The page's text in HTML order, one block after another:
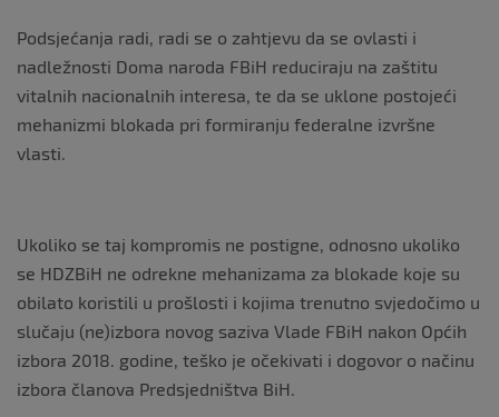
Podsjećanja radi, radi se o zahtjevu da se ovlasti i
nadležnosti Doma naroda FBiH reduciraju na zaštitu
vitalnih nacionalnih interesa, te da se uklone postojeći
mehanizmi blokada pri formiranju federalne izvršne
vlasti.
Ukoliko se taj kompromis ne postigne, odnosno ukoliko
se HDZBiH ne odrekne mehanizama za blokade koje su
obilato koristili u prošlosti i kojima trenutno svjedočimo u
slučaju (ne)izbora novog saziva Vlade FBiH nakon Općih
izbora 2018. godine, teško je očekivati i dogovor o načinu
izbora članova Predsjedništva BiH.